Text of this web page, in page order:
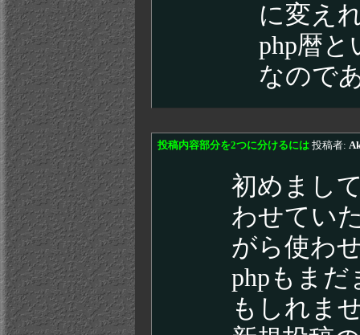
に変え
php暦
なので
投稿内容部分を2つに分けるには投稿者:
初めまし
わせてい
がら使わ
phpもま
もしれま